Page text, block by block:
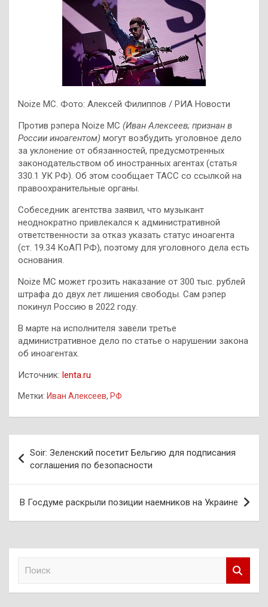
Noize MC. Фото: Алексей Филиппов / РИА Новости
Против рэпера Noize MC (Иван Алексеев; признан в
России иноагентом) могут возбудить уголовное дело
за уклонение от обязанностей, предусмотренных
законодательством об иностранных агентах (статья
330.1 УК РФ). Об этом сообщает ТАСС со ссылкой на
правоохранительные органы.
Собеседник агентства заявил, что музыкант
неоднократно привлекался к административной
ответственности за отказ указать статус иноагента
(ст. 19.34 КоАП РФ), поэтому для уголовного дела есть
основания.
Noize MC может грозить наказание от 300 тыс. рублей
штрафа до двух лет лишения свободы. Сам рэпер
покинул Россию в 2022 году.
В марте на исполнителя завели третье
административное дело по статье о нарушении закона
об иноагентах.
Источник: lenta.ru
Метки: Иван Алексеев, РФ
по
записям
Soir: Зеленский посетит Бельгию для подписания
соглашения по безопасности
В Госдуме раскрыли позиции наемников на Украине